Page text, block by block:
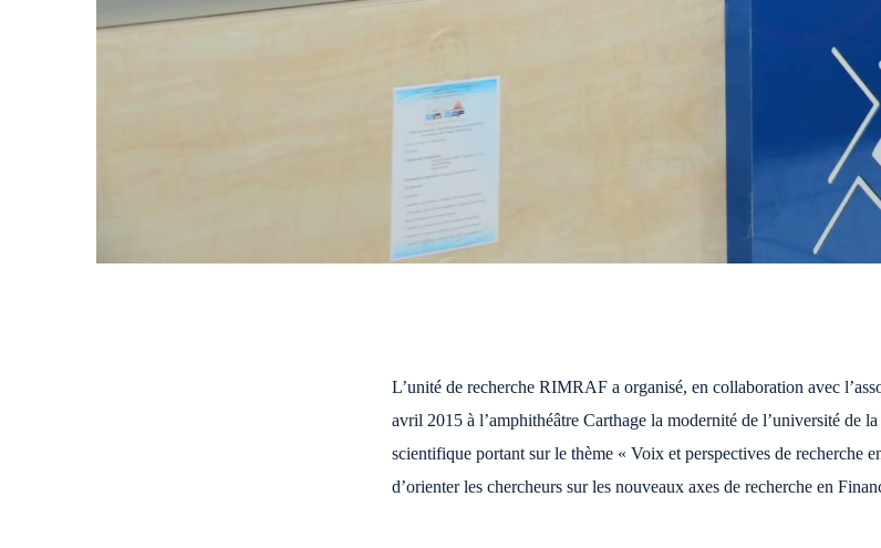
L’unité de recherche RIMRAF a organisé, en collaboration avec
avril 2015 à l’amphithéâtre Carthage la modernité de l’université de
scientifique portant sur le thème « Voix et perspectives de recherche
d’orienter les chercheurs sur les nouveaux axes de recherche en